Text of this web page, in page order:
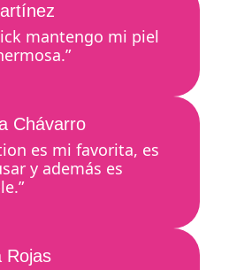
mantengo mi piel
Chávarro
es mi favorita, es
y además es
Rojas